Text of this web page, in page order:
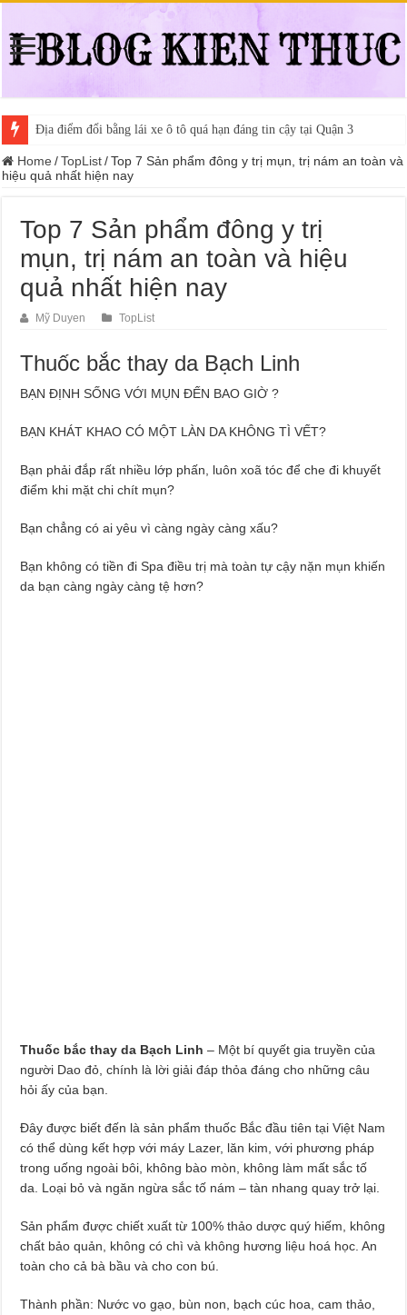
Địa điểm đổi bằng lái xe ô tô quá hạn đáng tin cậy tại Quận 3
Trung tâm nào học thi giấy phép lái xe hạng A (A2 cũ), A1 uy tín tại
Home / TopList / Top 7 Sản phẩm đông y trị mụn, trị nám an toàn và
hiệu quả nhất hiện nay
Top 7 Sản phẩm đông y trị
mụn, trị nám an toàn và hiệu
quả nhất hiện nay
Mỹ Duyen TopList
Thuốc bắc thay da Bạch Linh
BẠN ĐỊNH SỐNG VỚI MỤN ĐẾN BAO GIỜ ?
BẠN KHÁT KHAO CÓ MỘT LÀN DA KHÔNG TÌ VẾT?
Bạn phải đắp rất nhiều lớp phấn, luôn xoã tóc để che đi khuyết
điểm khi mặt chi chít mụn?
Bạn chẳng có ai yêu vì càng ngày càng xấu?
Bạn không có tiền đi Spa điều trị mà toàn tự cậy nặn mụn khiến
da bạn càng ngày càng tệ hơn?
Thuốc bắc thay da Bạch Linh– Một bí quyết gia truyền của
người Dao đỏ, chính là lời giải đáp thỏa đáng cho những câu
hỏi ấy của bạn.
Đây được biết đến là sản phẩm thuốc Bắc đầu tiên tại Việt Nam
có thể dùng kết hợp với máy Lazer, lăn kim, với phương pháp
trong uống ngoài bôi, không bào mòn, không làm mất sắc tố
da. Loại bỏ và ngăn ngừa sắc tố nám – tàn nhang quay trở lại.
Sản phẩm được chiết xuất từ 100% thảo dược quý hiếm, không
chất bảo quản, không có chì và không hương liệu hoá học. An
toàn cho cả bà bầu và cho con bú.
Thành phần: Nước vo gạo, bùn non, bạch cúc hoa, cam thảo,